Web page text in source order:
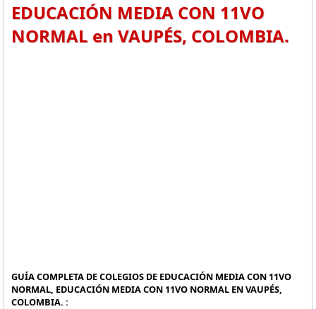
EDUCACIÓN MEDIA CON 11VO
NORMAL en VAUPÉS, COLOMBIA.
GUÍA COMPLETA DE COLEGIOS DE EDUCACIÓN MEDIA CON 11VO
NORMAL, EDUCACIÓN MEDIA CON 11VO NORMAL EN VAUPÉS,
COLOMBIA. :